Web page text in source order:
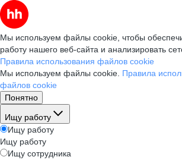
Мы используем файлы cookie, чтобы
работу нашего веб-сайта и анализировать
Правила использования файлов cookie
Мы используем файлы cookie. Правила
файлов cookie
Понятно
Ищу работу
Ищу работу
Ищу работу
Ищу сотрудника